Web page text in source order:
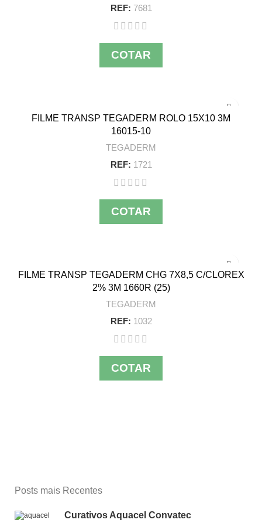
REF: 7681
COTAR
FILME TRANSP TEGADERM ROLO 15X10 3M
16015-10
TEGADERM
REF: 1721
COTAR
FILME TRANSP TEGADERM CHG 7X8,5 C/CLOREX
2% 3M 1660R (25)
TEGADERM
REF: 1032
COTAR
Posts mais Recentes
Curativos Aquacel Convatec